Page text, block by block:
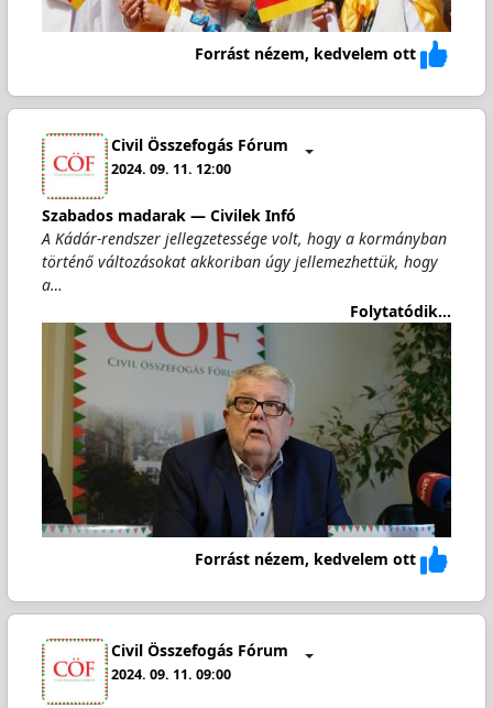
Forrást nézem, kedvelem ott
Civil Összefogás Fórum
2024. 09. 11. 12:00
Szabados madarak — Civilek Infó
A Kádár-rendszer jellegzetessége volt, hogy a kormányban
történő változásokat akkoriban úgy jellemezhettük, hogy
a…
Folytatódik...
Forrást nézem, kedvelem ott
Civil Összefogás Fórum
2024. 09. 11. 09:00